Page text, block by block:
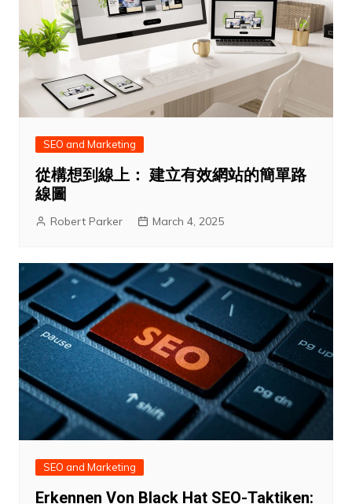
SEO and Marketing
從構想到線上： 建立有效網站的簡單路
線圖
Robert Parker March 4, 2025
SEO and Marketing
Erkennen Von Black Hat SEO-Taktiken: